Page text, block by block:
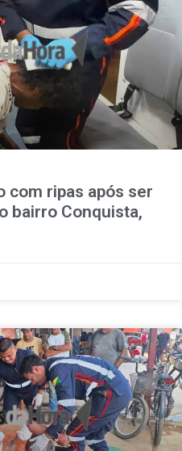
com ripas após ser
bairro Conquista,